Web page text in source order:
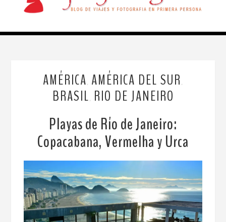
AMÉRICA AMÉRICA DEL SUR
BRASIL RIO DE JANEIRO
Playas de Río de Janeiro:
Copacabana, Vermelha y Urca